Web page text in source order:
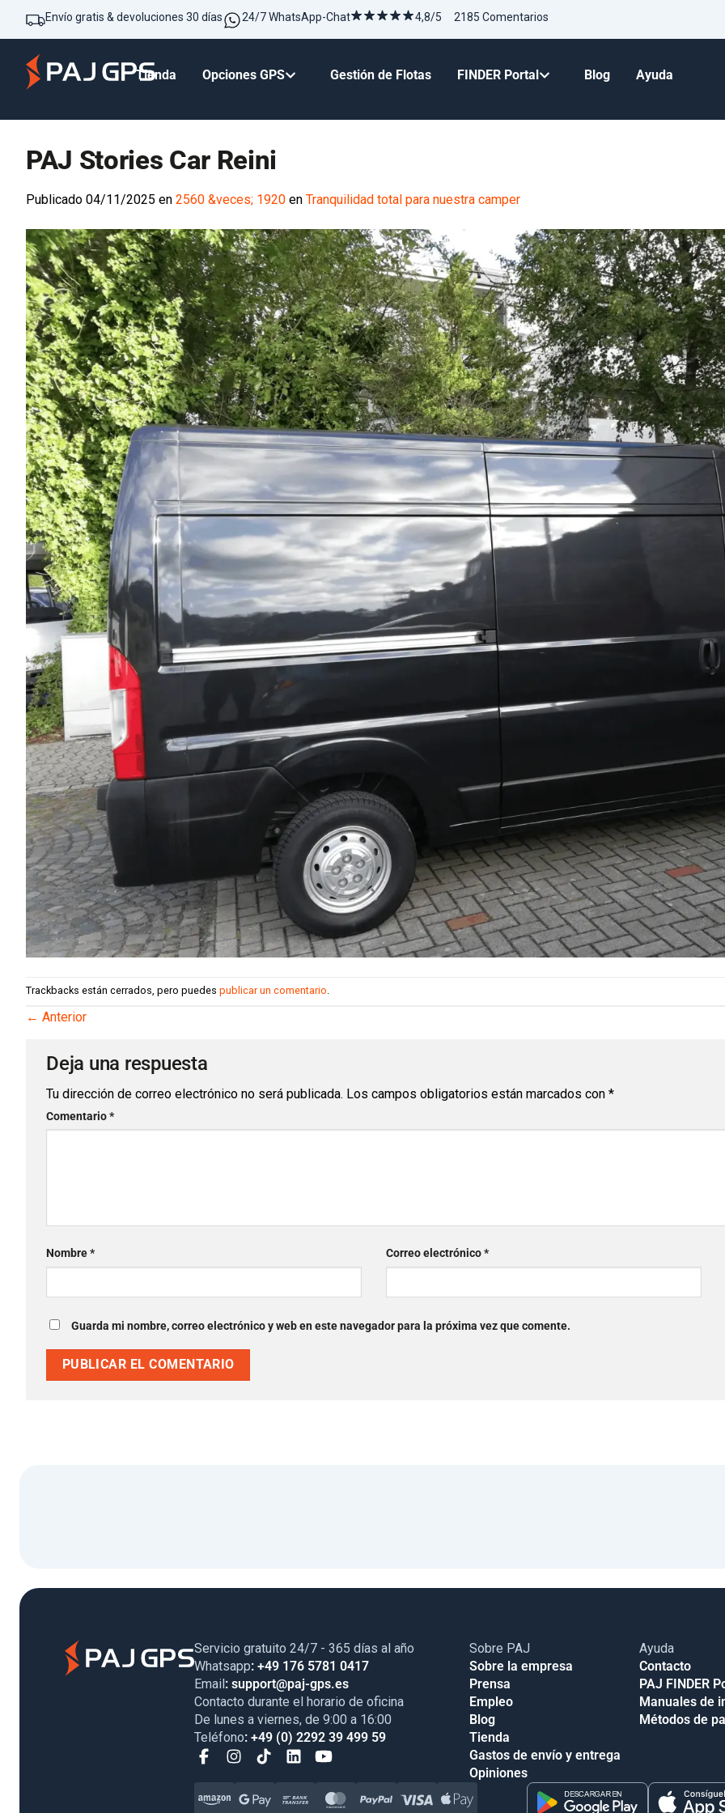
Envío gratis & devoluciones 30 días 24/7 WhatsApp-Chat 4,8/5 2185 Comentarios
Tienda Opciones GPS Gestión de Flotas FINDER Portal Blog Ayuda
PAJ Stories Car Reini
Publicado 04/11/2025 en 2560 &veces; 1920 en Tranquilidad total para nuestra camper
Trackbacks están cerrados, pero puedes publicar un comentario
← Anterior
Deja una respuesta
Tu dirección de correo electrónico no será publicada. Los campos obligatorios están marcados con *
Comentario*
Nombre* Correo electrónico*
Guarda mi nombre, correo electrónico y web en este navegador para la próxima vez que comente.
Servicio gratuito 24/7 - 365 días al año
Whatsapp: +49 176 5781 0417
Email : support@paj-gps.es
Contacto durante el horario de oficina
De lunes a viernes, de 9:00 a 16:00
Teléfono: +49 (0) 2292 39 499 59
Sobre PAJ
Sobre la empresa
Prensa
Empleo
Blog
Tienda
Gastos de envío y entrega
Opiniones
Ayuda
Contacto
PAJ FINDER
Manuales de
Métodos de